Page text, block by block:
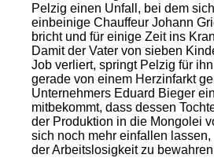
Pelzig einen Unfall, bei dem
einbeinige Chauffeur Johann
bricht und für einige Zeit ins
Damit der Vater von sieben
Job verliert, springt Pelzig für
gerade von einem Herzinfarkt
Unternehmers Eduard Bieger
mitbekommt, dass dessen
der Produktion in die Mongolei
sich noch mehr einfallen
der Arbeitslosigkeit zu bewahren